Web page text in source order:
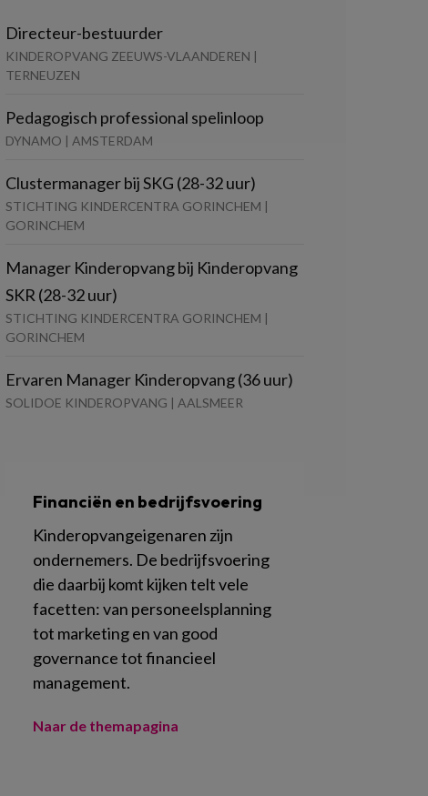
Directeur-bestuurder
KINDEROPVANG ZEEUWS-VLAANDEREN |
TERNEUZEN
Pedagogisch professional spelinloop
DYNAMO | AMSTERDAM
Clustermanager bij SKG (28-32 uur)
STICHTING KINDERCENTRA GORINCHEM |
GORINCHEM
Manager Kinderopvang bij Kinderopvang
SKR (28-32 uur)
STICHTING KINDERCENTRA GORINCHEM |
GORINCHEM
Ervaren Manager Kinderopvang (36 uur)
SOLIDOE KINDEROPVANG | AALSMEER
Financiën en bedrijfsvoering
Kinderopvangeigenaren zijn
ondernemers. De bedrijfsvoering
die daarbij komt kijken telt vele
facetten: van personeelsplanning
tot marketing en van good
governance tot financieel
management.
Naar de themapagina